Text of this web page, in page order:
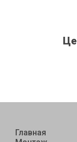
Главная